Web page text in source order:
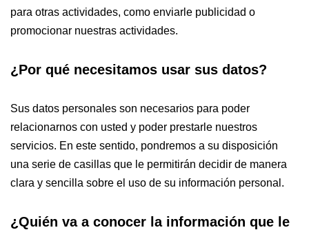
para otras actividades, como enviarle publicidad o
promocionar nuestras actividades.
¿Por qué necesitamos usar sus datos?
Sus datos personales son necesarios para poder
relacionarnos con usted y poder prestarle nuestros
servicios. En este sentido, pondremos a su disposición
una serie de casillas que le permitirán decidir de manera
clara y sencilla sobre el uso de su información personal.
¿Quién va a conocer la información que le